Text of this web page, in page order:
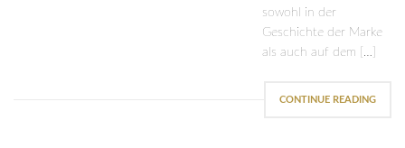
sowohl in der
Geschichte der Marke
als auch auf dem […]
CONTINUE READING